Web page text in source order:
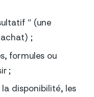
” (une
;
formules ou
;
disponibilité, les